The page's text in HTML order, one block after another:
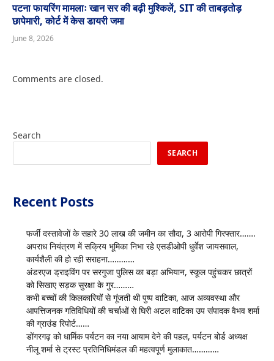
पटना फायरिंग मामलाः खान सर की बढ़ी मुश्किलें, SIT की ताबड़तोड़
छापेमारी, कोर्ट में केस डायरी जमा
June 8, 2026
Comments are closed.
Search
SEARCH
Recent Posts
फर्जी दस्तावेजों के सहारे 30 लाख की जमीन का सौदा, 3 आरोपी गिरफ्तार…….
अपराध नियंत्रण में सक्रिय भूमिका निभा रहे एसडीओपी धुर्वेश जायसवाल,
कार्यशैली की हो रही सराहना…………
अंडरएज ड्राइविंग पर सरगुजा पुलिस का बड़ा अभियान, स्कूल पहुंचकर छात्रों
को सिखाए सड़क सुरक्षा के गुर………
कभी बच्चों की किलकारियों से गूंजती थी पुष्प वाटिका, आज अव्यवस्था और
आपत्तिजनक गतिविधियों की चर्चाओं से घिरी अटल वाटिका उप संपादक वैभव शर्मा
की ग्राउंड रिपोर्ट……
डोंगरगढ़ को धार्मिक पर्यटन का नया आयाम देने की पहल, पर्यटन बोर्ड अध्यक्ष
नीलू शर्मा से ट्रस्ट प्रतिनिधिमंडल की महत्वपूर्ण मुलाकात…………